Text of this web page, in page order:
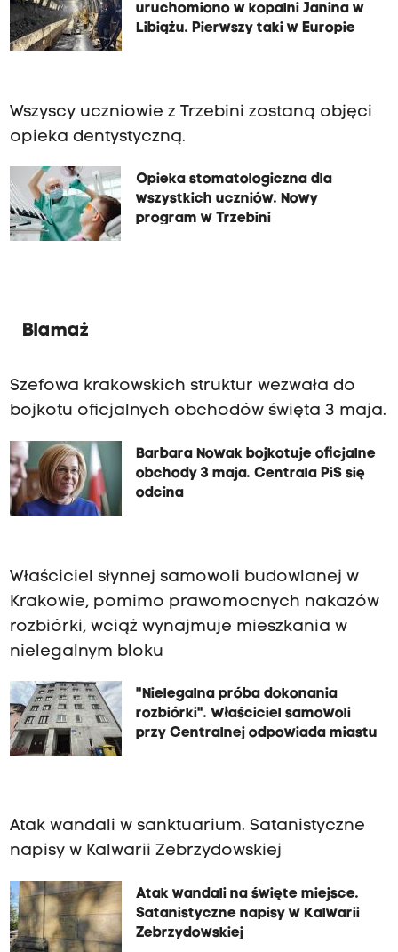
uruchomiono w kopalni Janina w
Libiążu. Pierwszy taki w Europie
Wszyscy uczniowie z Trzebini zostaną objęci
opieka dentystyczną.
Opieka stomatologiczna dla
wszystkich uczniów. Nowy
program w Trzebini
Blamaż
Szefowa krakowskich struktur wezwała do
bojkotu oficjalnych obchodów święta 3 maja.
Barbara Nowak bojkotuje oficjalne
obchody 3 maja. Centrala PiS się
odcina
Właściciel słynnej samowoli budowlanej w
Krakowie, pomimo prawomocnych nakazów
rozbiórki, wciąż wynajmuje mieszkania w
nielegalnym bloku
"Nielegalna próba dokonania
rozbiórki". Właściciel samowoli
przy Centralnej odpowiada miastu
Atak wandali w sanktuarium. Satanistyczne
napisy w Kalwarii Zebrzydowskiej
Atak wandali na święte miejsce.
Satanistyczne napisy w Kalwarii
Zebrzydowskiej